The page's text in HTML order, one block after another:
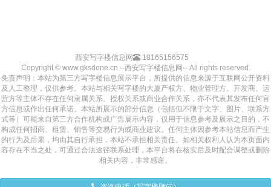
西安写字楼信息网
18165156575
Copyright © www.gksdone.cn --西安写字楼信息网-- All rights reserved.
免责声明：本站为第三方写字楼信息展示平台，所提供的信息来源于互联网公开资料
及人工整理，仅供参考。本站与相关写字楼的大厦产权方、物业管理方、开发商、运
营方等主体不存在任何隶属关系、授权关系或商业合作关系，亦不代表其发布任何官
方信息或作出任何承诺。本站所展示的部分信息（包括但不限于文字、图片、联系方
式等）可能来自第三方合作机构或广告展示内容，仅用于信息参考及展示之目的，不
构成任何招商、租赁、销售等交易行为或商业建议。任何主体因参考本站信息而产生
的行为及后果，均由其自行承担，本站不承担相关责任。如相关权利人认为本页面内
容存在不当之处，可通过合法途径联系处理，本平台将在核实后及时配合调整或删除
相关内容，非常感谢。